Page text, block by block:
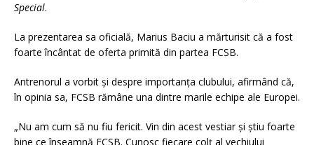
Special.
La prezentarea sa oficială, Marius Baciu a mărturisit că a fost
foarte încântat de oferta primită din partea FCSB.
Antrenorul a vorbit și despre importanța clubului, afirmând că,
în opinia sa, FCSB rămâne una dintre marile echipe ale Europei.
„Nu am cum să nu fiu fericit. Vin din acest vestiar și știu foarte
bine ce înseamnă FCSB. Cunosc fiecare colț al vechiului